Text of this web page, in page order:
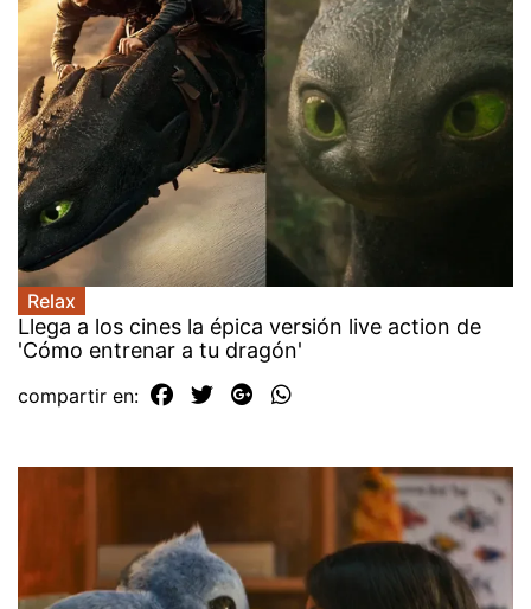
Relax
Llega a los cines la épica versión live action de
'Cómo entrenar a tu dragón'
compartir en: